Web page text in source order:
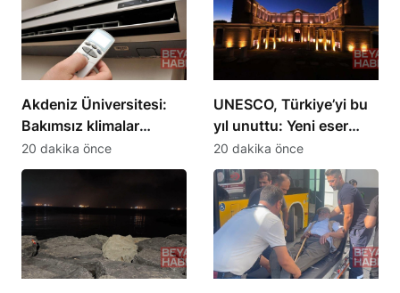
Akdeniz Üniversitesi:
Bakımsız klimalar
yangın riskini artırıyor
20 dakika önce
UNESCO, Türkiye’yi bu
yıl unuttu: Yeni eser
eklenmedi
20 dakika önce